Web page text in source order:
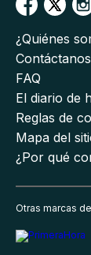
¿Quiénes
Contáctanos
FAQ
El diario de
Reglas de
Mapa del
¿Por qué
Otras marcas